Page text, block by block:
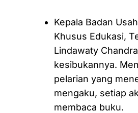
Kepala Badan
Khusus Edukasi,
Lindawaty
kesibukannya.
pelarian yang
mengaku, setiap
membaca buku.